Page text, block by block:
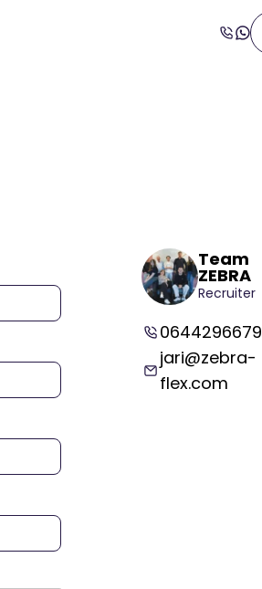
Team
ZEBRA
Recruiter
0644296679
jari@zebra-
flex.com